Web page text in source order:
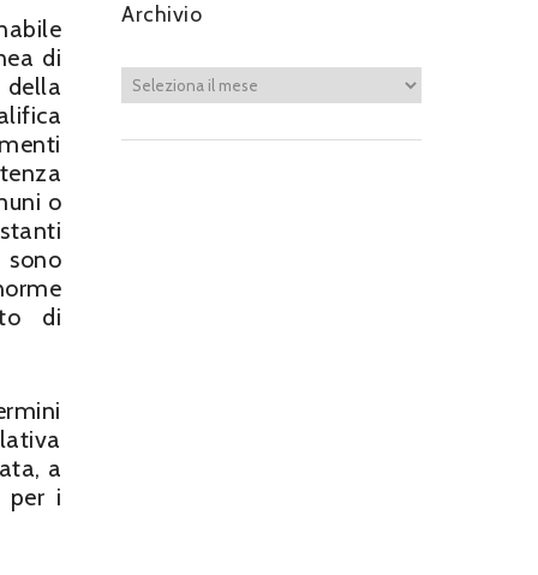
di
della
o
di
a
per i
Archivio